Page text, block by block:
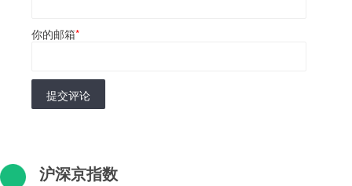
你的邮箱*
提交评论
沪深京指数